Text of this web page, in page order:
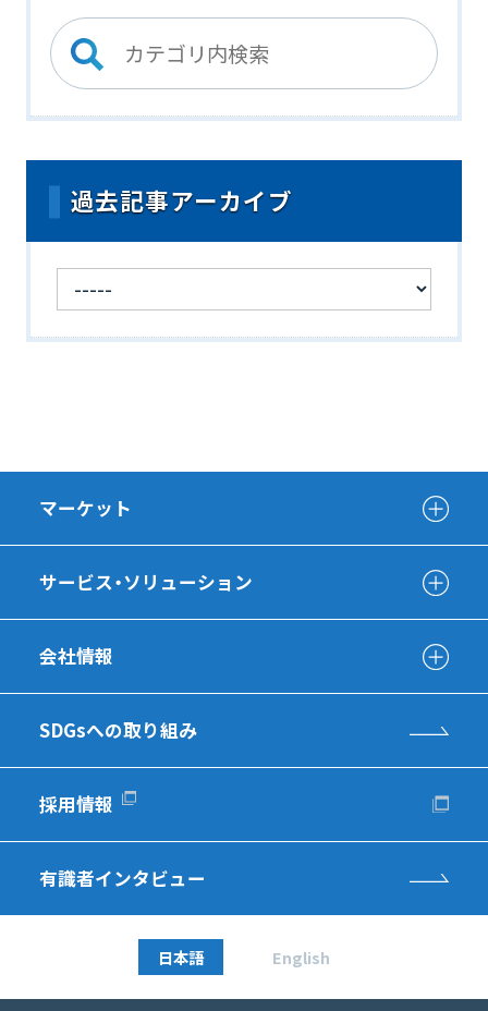
過去記事アーカイブ
マーケット
サービス・ソリューション
会社情報
SDGsへの取り組み
採用情報
有識者インタビュー
日本語 English